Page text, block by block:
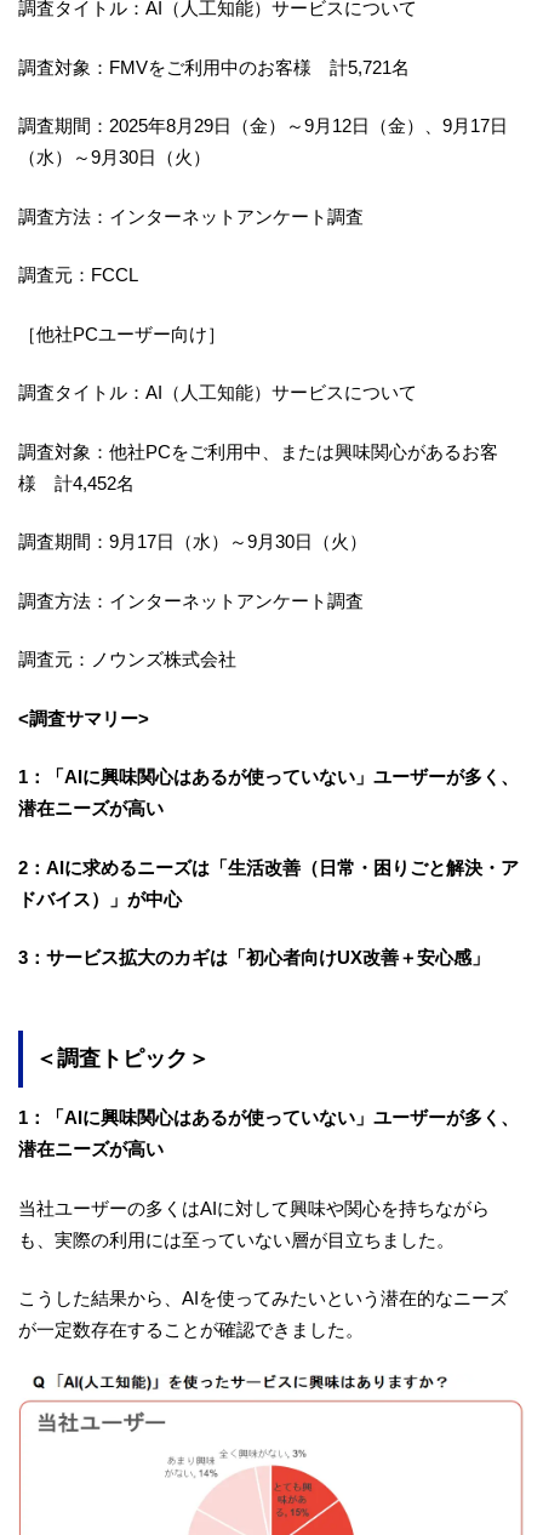
調査タイトル：AI（人工知能）サービスについて
調査対象：FMVをご利用中のお客様 計5,721名
調査期間：2025年8月29日（金）～9月12日（金）、9月17日
（水）～9月30日（火）
調査方法：インターネットアンケート調査
調査元：FCCL
［他社PCユーザー向け］
調査タイトル：AI（人工知能）サービスについて
調査対象：他社PCをご利用中、または興味関心があるお客
様 計4,452名
調査期間：9月17日（水）～9月30日（火）
調査方法：インターネットアンケート調査
調査元：ノウンズ株式会社
<調査サマリー>
1：「AIに興味関心はあるが使っていない」ユーザーが多く、
潜在ニーズが高い
2：AIに求めるニーズは「生活改善（日常・困りごと解決・ア
ドバイス）」が中心
3：サービス拡大のカギは「初心者向けUX改善＋安心感」
＜調査トピック＞
1：「AIに興味関心はあるが使っていない」ユーザーが多く、
潜在ニーズが高い
当社ユーザーの多くはAIに対して興味や関心を持ちながら
も、実際の利用には至っていない層が目立ちました。
こうした結果から、AIを使ってみたいという潜在的なニーズ
が一定数存在することが確認できました。